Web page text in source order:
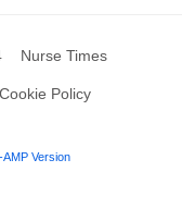
Nurse Times
Policy
Version